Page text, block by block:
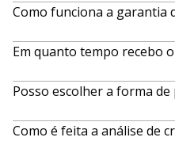
Qualquer pessoa maior de 18
e que possua CPF válido
negativado tem chances de
Como funciona a garantia
Seu celular é vinculado ao
parcelas não sejam pagas, ele
remotamente até a
Em quanto tempo recebo
Após a aprovação, o dinheiro
Posso escolher a forma de
Sim! O pagamento pode ser
Como é feita a análise de